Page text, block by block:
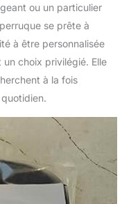
que
est la
que vous
1 jour après
standard
DHL ou FedEx
à 7 jours pour
prenez
votre toupe en
☆ [Garantie
à
ou un particulier
se prête à
à être personnalisée
un choix privilégié. Elle
à la fois